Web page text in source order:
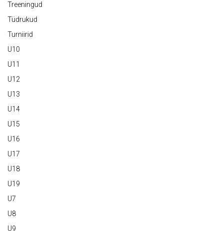
Treeningud
Tüdrukud
Turniirid
U10
U11
U12
U13
U14
U15
U16
U17
U18
U19
U7
U8
U9